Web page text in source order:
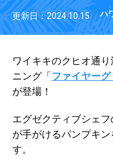
更新日：2024.10.15 ハ
ワイキキのクヒオ通
ニング「ファイヤーグ
が登場！
エグゼクティブシェ
が手がけるパンプキ
す。